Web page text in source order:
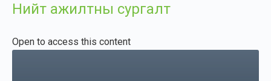
Нийт ажилтны сургалт
Open to access this content